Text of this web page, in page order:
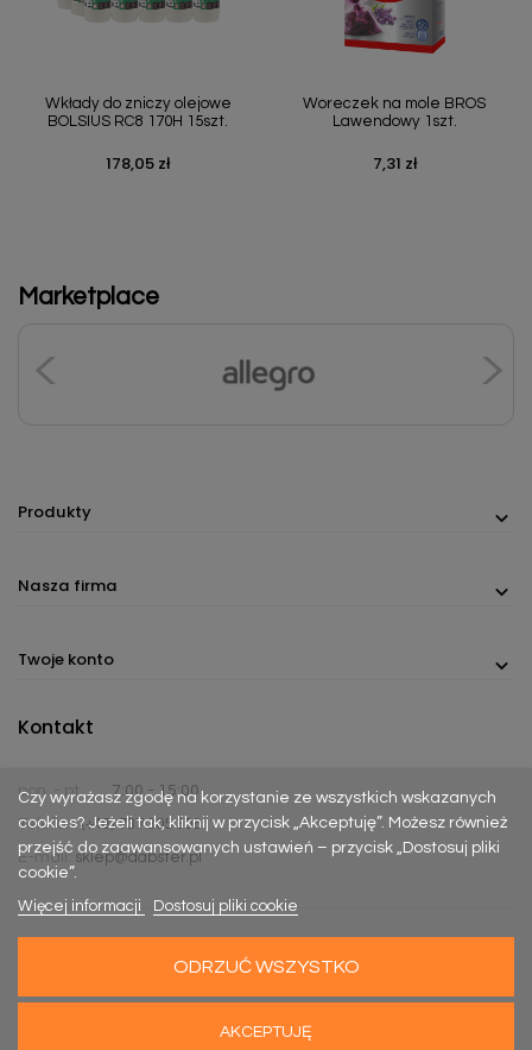
Wkłady do zniczy olejowe
BOLSIUS RC8 170H 15szt.
Cena
178,05 zł
Woreczek na mole BROS
Lawendowy 1szt.
Cena
7,31 zł
Marketplace
Produkty
Nasza firma
Twoje konto
Czy wyrażasz zgodę na korzystanie ze wszystkich wskazanych
cookies? Jeżeli tak, kliknij w przycisk „Akceptuję”. Możesz również
przejść do zaawansowanych ustawień – przycisk „Dostosuj pliki
cookie”.
Więcej informacji
Dostosuj pliki cookie
ODRZUĆ WSZYSTKO
AKCEPTUJĘ
Kontakt
pon. - pt.
7:00 - 15:00
Telefon:(+48) 737 305 306
E-mail: sklep@dabster.pl